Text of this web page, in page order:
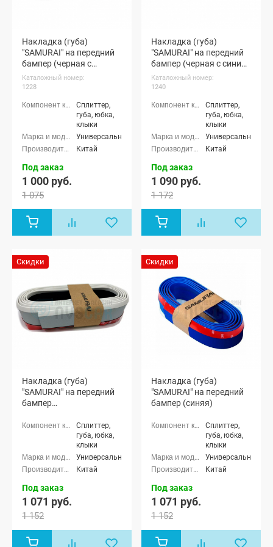
Накладка (губа)
"SAMURAI" на передний
бампер (черная с
красным кантом)
Каталожный номер:
1228
Сплиттер,
губа, юбка,
клыки
Универсальные
Китай
Под заказ
1 000 руб.
1 075
Накладка (губа)
"SAMURAI" на передний
бампер (черная с синим
кантом)
Каталожный номер:
1240
Сплиттер,
губа, юбка,
клыки
Универсальные
Китай
Под заказ
1 090 руб.
1 172
Скидки
Накладка (губа)
"SAMURAI" на передний
бампер
Сплиттер,
губа, юбка,
клыки
Универсальные
Китай
Под заказ
1 071 руб.
1 152
Скидки
Накладка (губа)
"SAMURAI" на передний
бампер (синяя)
Сплиттер,
губа, юбка,
клыки
Универсальные
Китай
Под заказ
1 071 руб.
1 152